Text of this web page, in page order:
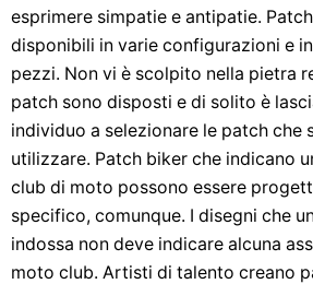
esprimere simpatie e antipatie.
disponibili in varie configurazioni e
pezzi. Non vi è scolpito nella pietra
patch sono disposti e di solito è
individuo a selezionare le patch che
utilizzare. Patch biker che indicano
club di moto possono essere
specifico, comunque. I disegni che
indossa non deve indicare alcuna
moto club. Artisti di talento creano